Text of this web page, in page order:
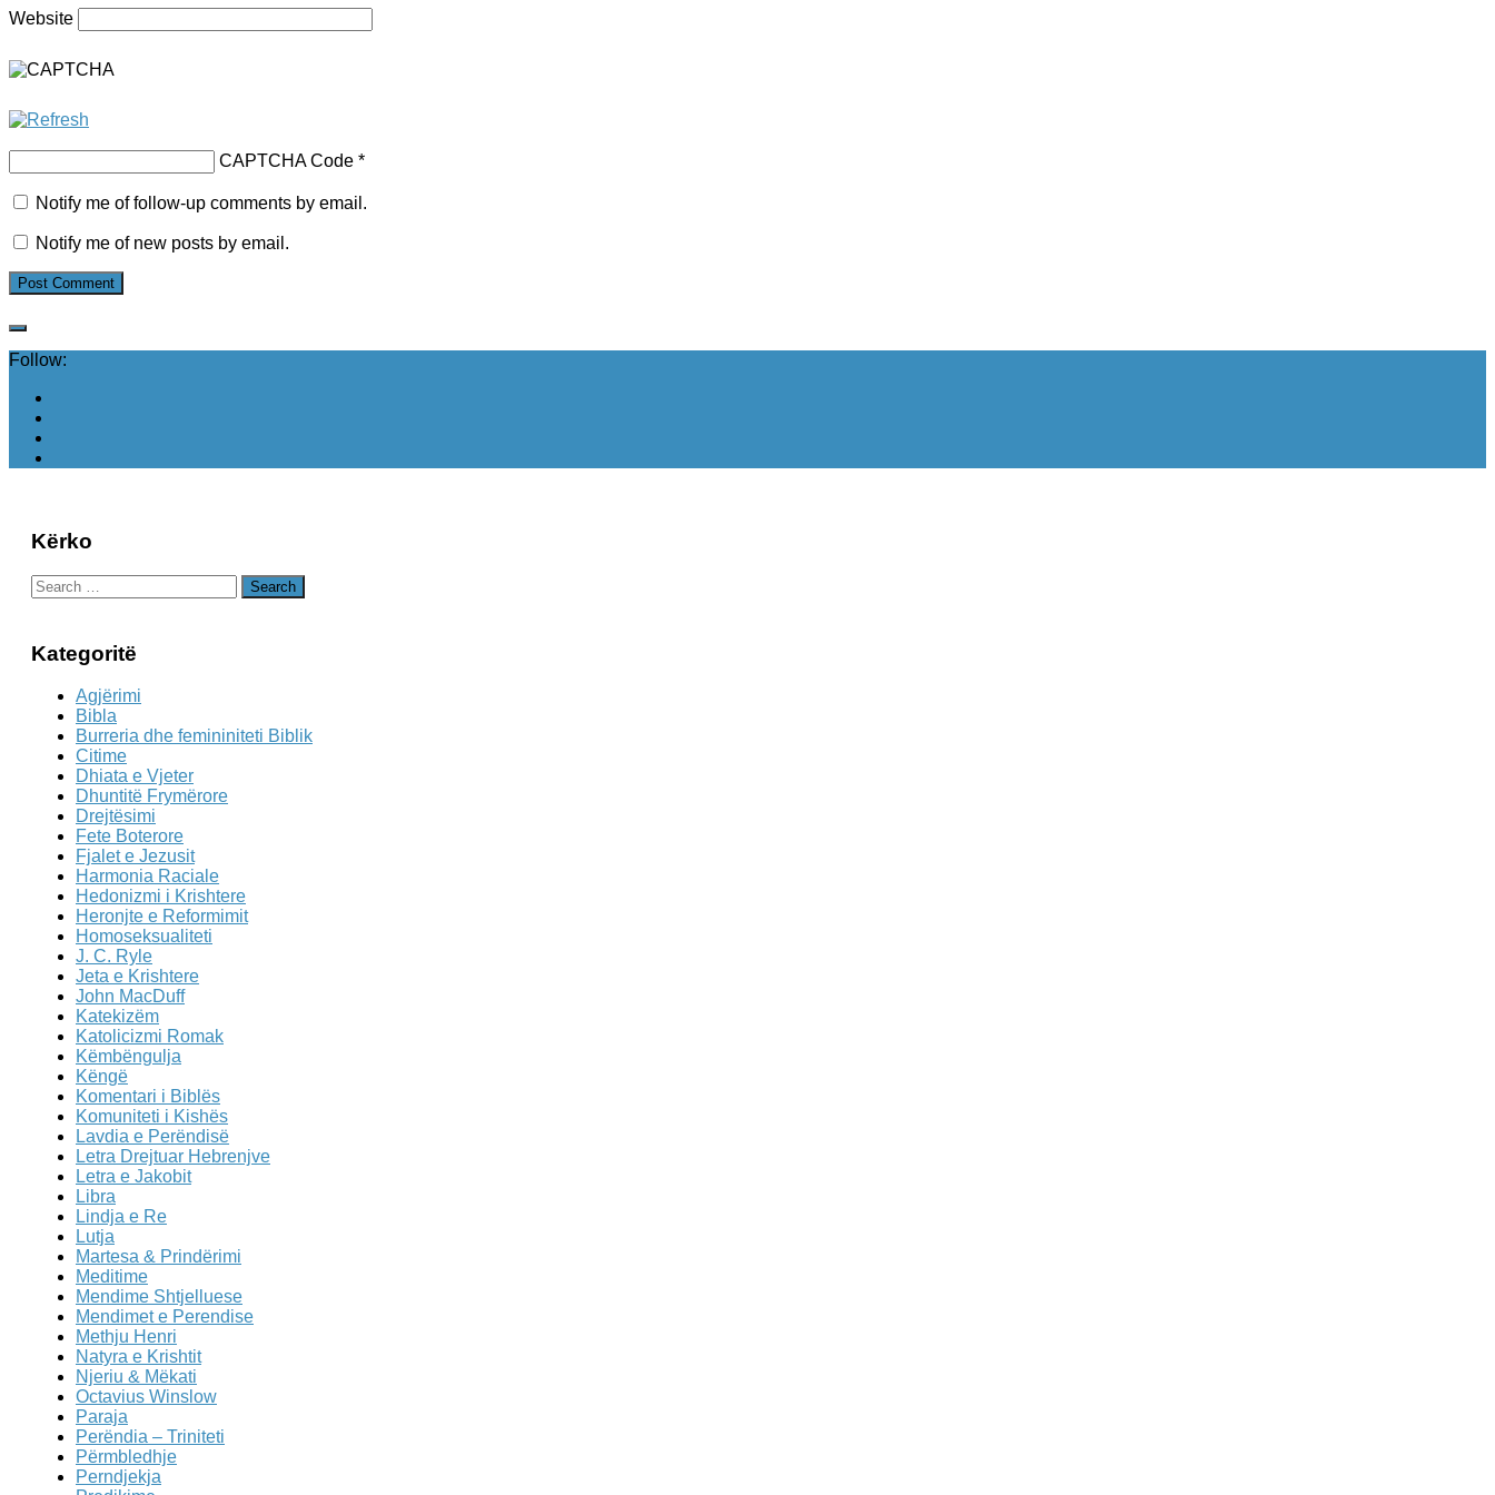
Website
CAPTCHA Code *
Notify me of follow-up comments by email.
Notify me of new posts by email.
Follow:
Kërko
Search
for:
Kategoritë
Agjërimi
Bibla
Burreria dhe femininiteti Biblik
Citime
Dhiata e Vjeter
Dhuntitë Frymërore
Drejtësimi
Fete Boterore
Fjalet e Jezusit
Harmonia Raciale
Hedonizmi i Krishtere
Heronjte e Reformimit
Homoseksualiteti
J. C. Ryle
Jeta e Krishtere
John MacDuff
Katekizëm
Katolicizmi Romak
Këmbëngulja
Këngë
Komentari i Biblës
Komuniteti i Kishës
Lavdia e Perëndisë
Letra Drejtuar Hebrenjve
Letra e Jakobit
Libra
Lindja e Re
Lutja
Martesa & Prindërimi
Meditime
Mendime Shtjelluese
Mendimet e Perendise
Methju Henri
Natyra e Krishtit
Njeriu & Mëkati
Octavius Winslow
Paraja
Perëndia – Triniteti
Përmbledhje
Perndjekja